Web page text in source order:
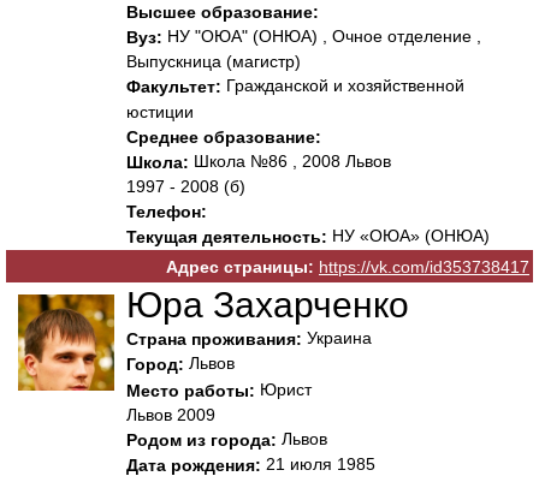
Высшее образование:
Вуз: НУ "ОЮА" (ОНЮА) , Очное отделение ,
Выпускница (магистр)
Факультет: Гражданской и хозяйственной
юстиции
Среднее образование:
Школа: Школа №86 , 2008 Львов
1997 - 2008 (б)
Телефон:
Текущая деятельность: НУ «ОЮА» (ОНЮА)
Адрес страницы: https://vk.com/id353738417
Юра Захарченко
Страна проживания: Украина
Город: Львов
Место работы: Юрист
Львов 2009
Родом из города: Львов
Дата рождения: 21 июля 1985